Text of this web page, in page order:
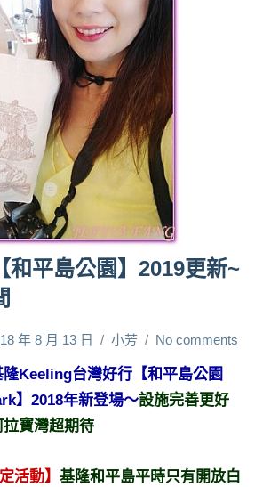
平島公園】2019更新~
年 8 月 13 日 小芳 No comments
Keeling台灣好行【和平島公園
】2018年新登場～設施完善更好
寶灣超期待
活動】 基隆和平島平時只有開放白